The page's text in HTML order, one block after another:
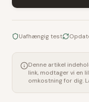
Uafhængig test
Denne artikel
link, modtager vi en
omkostning for dig.